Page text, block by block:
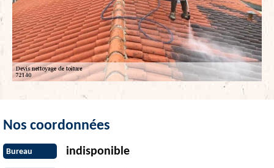
Nos coordonnées
Bureau indisponible